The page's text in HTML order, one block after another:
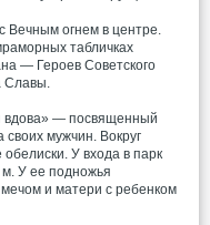
Вечным огнем в центре.
табличках
— Героев Советского
Славы.
вдова» — посвященный
мужчин. Вокруг
У входа в парк
У ее подножья
и матери с ребенком